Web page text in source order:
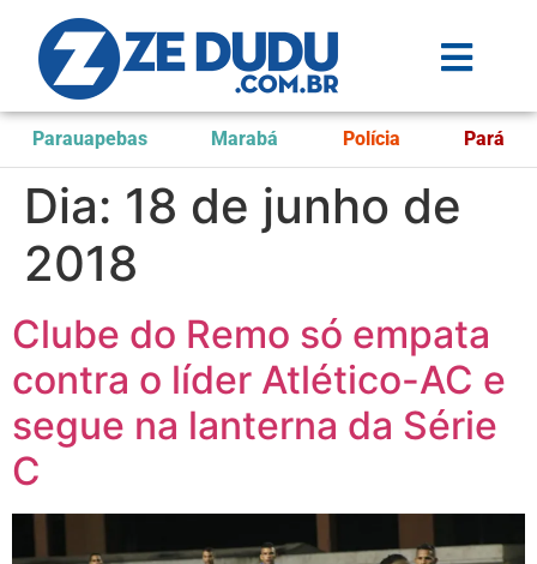
Parauapebas Marabá Polícia Pará
Dia: 18 de junho de
2018
Clube do Remo só empata
contra o líder Atlético-AC e
segue na lanterna da Série
C